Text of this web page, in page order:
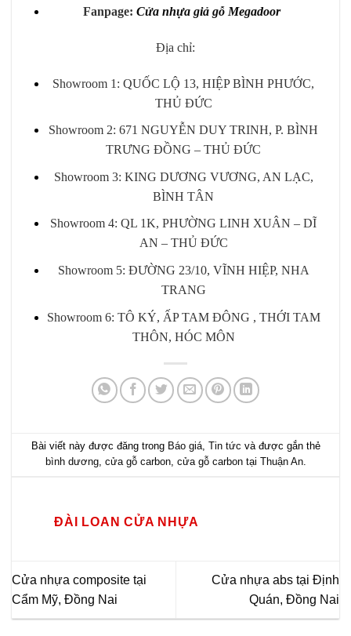
Fanpage: Cửa nhựa giả gỗ Megadoor
Địa chỉ:
Showroom 1: QUỐC LỘ 13, HIỆP BÌNH PHƯỚC,
THỦ ĐỨC
Showroom 2: 671 NGUYỄN DUY TRINH, P. BÌNH
TRƯNG ĐỒNG – THỦ ĐỨC
Showroom 3: KING DƯƠNG VƯƠNG, AN LẠC,
BÌNH TÂN
Showroom 4: QL 1K, PHƯỜNG LINH XUÂN – DĨ
AN – THỦ ĐỨC
Showroom 5: ĐƯỜNG 23/10, VĨNH HIỆP, NHA
TRANG
Showroom 6: TÔ KÝ, ẤP TAM ĐÔNG , THỚI TAM
THÔN, HÓC MÔN
Bài viết này được đăng trong Báo giá, Tin tức và được gắn thẻ
bình dương, cửa gỗ carbon, cửa gỗ carbon tại Thuận An.
ĐÀI LOAN CỬA NHỰA
Cửa nhựa composite tại
Cẩm Mỹ, Đồng Nai
Cửa nhựa abs tại Định
Quán, Đồng Nai